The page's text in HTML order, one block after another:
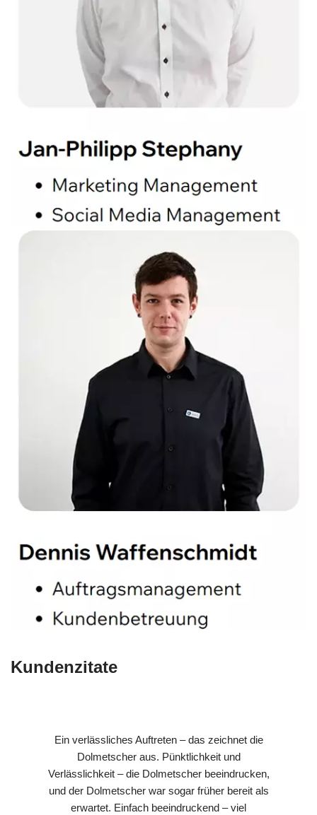
Kundenzitate
Ein verlässliches Auftreten – das zeichnet die
Dolmetscher aus. Pünktlichkeit und
Verlässlichkeit – die Dolmetscher beeindrucken,
und der Dolmetscher war sogar früher bereit als
erwartet. Einfach beeindruckend – viel